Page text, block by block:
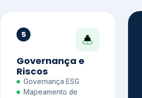
5
Governança e
Riscos
Governança ESG
Mapeamento de